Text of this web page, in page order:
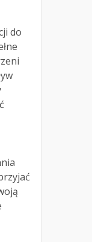
do